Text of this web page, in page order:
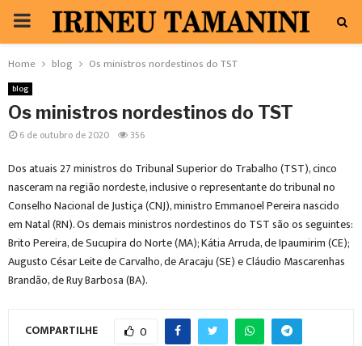
PRIMARY
MENU
Home blog Os ministros nordestinos do TST
blog
Os ministros nordestinos do TST
6 de outubro de 2020 356
Dos atuais 27 ministros do Tribunal Superior do Trabalho (TST), cinco
nasceram na região nordeste, inclusive o representante do tribunal no
Conselho Nacional de Justiça (CNJ), ministro Emmanoel Pereira nascido
em Natal (RN). Os demais ministros nordestinos do TST são os seguintes:
Brito Pereira, de Sucupira do Norte (MA); Kátia Arruda, de Ipaumirim (CE);
Augusto César Leite de Carvalho, de Aracaju (SE) e Cláudio Mascarenhas
Brandão, de Ruy Barbosa (BA).
COMPARTILHE 0